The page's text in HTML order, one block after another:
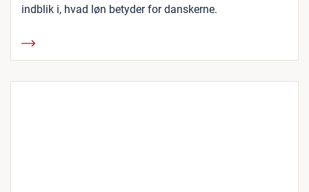
indblik i, hvad løn betyder for danskerne.